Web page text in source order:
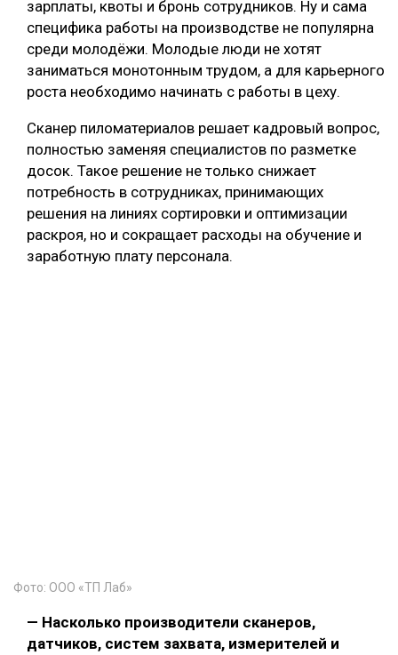
зарплаты, квоты и бронь сотрудников. Ну и сама
специфика работы на производстве не популярна
среди молодёжи. Молодые люди не хотят
заниматься монотонным трудом, а для карьерного
роста необходимо начинать с работы в цеху.
Сканер пиломатериалов решает кадровый вопрос,
полностью заменяя специалистов по разметке
досок. Такое решение не только снижает
потребность в сотрудниках, принимающих
решения на линиях сортировки и оптимизации
раскроя, но и сокращает расходы на обучение и
заработную плату персонала.
Фото: ООО «ТП Лаб»
— Насколько производители сканеров,
датчиков, систем захвата, измерителей и